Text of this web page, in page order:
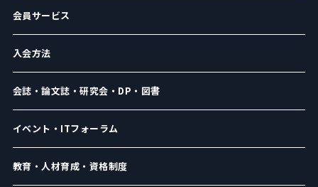
会員サービス
入会方法
会誌・論文誌・研究会・DP・図書
イベント・ITフォーラム
教育・人材育成・資格制度